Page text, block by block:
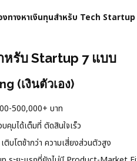
งทางหาเงินทุนสำหรับ Tech Startup
หรับ Startup 7 แบบ
(เงินตัวเอง)
500,000+ บาท
คุมได้เต็มที่ ตัดสินใจเร็ว
ติบโตช้ากว่า ความเสี่ยงส่วนตัวสูง